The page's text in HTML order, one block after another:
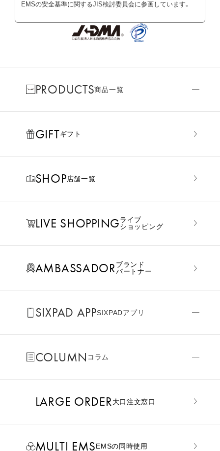
EMSの安全基準に関するJIS検討委員会に参画しています。
PRODUCTS商品一覧
GIFTギフト
SHOP店舗一覧
LIVE SHOPPINGライブ
ショッピング
AMBASSADORブランド
パートナー
SIXPAD APPSIXPADアプリ
COLUMN コラム
LARGE ORDER⼤⼝注⽂窓⼝
MULTI EMSEMSの同時使用